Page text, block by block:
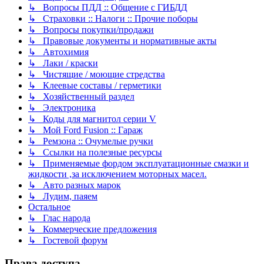
↳ Вопросы ПДД :: Общение с ГИБДД
↳ Страховки :: Налоги :: Прочие поборы
↳ Вопросы покупки/продажи
↳ Правовые документы и нормативные акты
↳ Автохимия
↳ Лаки / краски
↳ Чистящие / моющие стредства
↳ Клеевые составы / герметики
↳ Хозяйственный раздел
↳ Электроника
↳ Коды для магнитол серии V
↳ Мой Ford Fusion :: Гараж
↳ Ремзона :: Очумелые ручки
↳ Ссылки на полезные ресурсы
↳ Применяемые фордом эксплуатационные смазки и
жидкости ,за исключением моторных масел.
↳ Авто разных марок
↳ Лудим, паяем
Остальное
↳ Глас народа
↳ Коммерческие предложения
↳ Гостевой форум